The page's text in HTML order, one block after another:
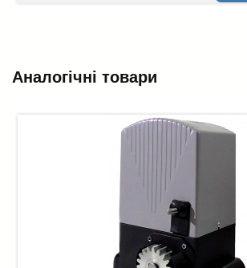
Аналогічні товари